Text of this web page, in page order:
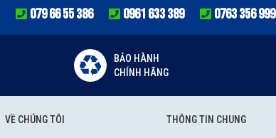
079 66 55 386 0961 633 389 0763 356 999
BẢO HÀNH
CHÍNH HÃNG
VỀ CHÚNG TÔI THÔNG TIN CHUNG